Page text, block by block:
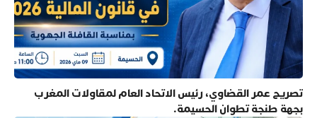
تصريح عمر القضاوي، رئيس الاتحاد العام لمقاولات المغرب
بجهة طنجة تطوان الحسيمة.